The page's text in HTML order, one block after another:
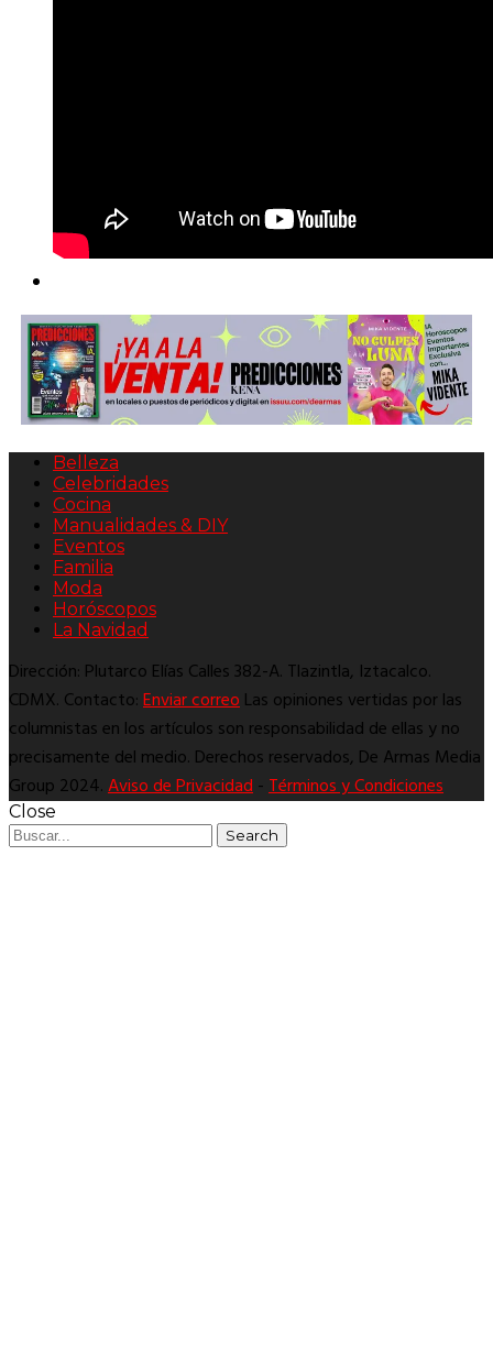
Belleza
Celebridades
Cocina
Manualidades & DIY
Eventos
Familia
Moda
Horóscopos
La Navidad
Dirección: Plutarco Elías Calles 382-A. Tlazintla, Iztacalco.
CDMX. Contacto:Enviar correoLas opiniones vertidas por las
columnistas en los artículos son responsabilidad de ellas y no
precisamente del medio. Derechos reservados, De Armas Media
Group 2024.Aviso de Privacidad-Términos y Condiciones
Close